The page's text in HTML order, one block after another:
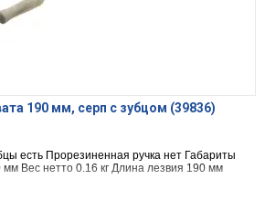
190 мм, серп с зубцом (39836)
есть Прорезиненная ручка нет Габариты
мм Вес нетто 0.16 кг Длина лезвия 190 мм